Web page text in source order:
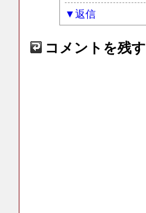
返信
コメントを残す